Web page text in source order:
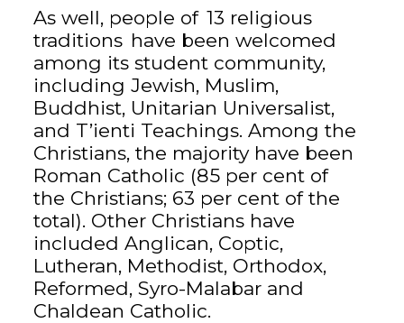
As well, people of 13 religious
traditions have been welcomed
among its student community,
including Jewish, Muslim,
Buddhist, Unitarian Universalist,
and T’ienti Teachings. Among the
Christians, the majority have been
Roman Catholic (85 per cent of
the Christians; 63 per cent of the
total). Other Christians have
included Anglican, Coptic,
Lutheran, Methodist, Orthodox,
Reformed, Syro-Malabar and
Chaldean Catholic.